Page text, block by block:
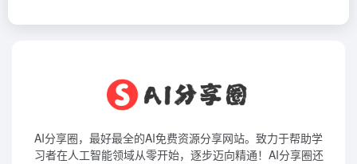
AI分享圈，最好最全的AI免费资源分享网站。致力于帮助学
习者在人工智能领域从零开始，逐步迈向精通！AI分享圈还